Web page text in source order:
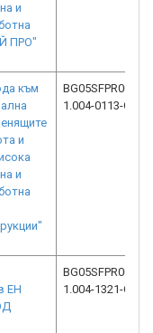
и
ПРО"
към
и
и
BG05SFPR002-
1.004-0113-C01
ЕН
BG05SFPR002-
1.004-1321-C01